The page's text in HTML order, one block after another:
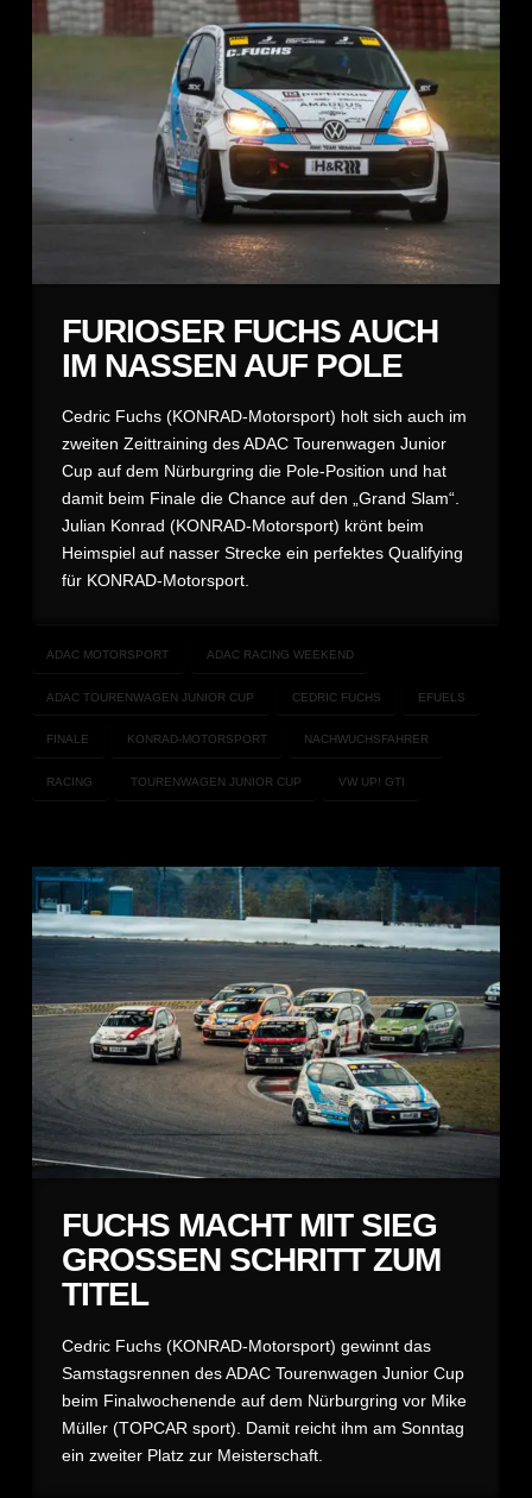
FURIOSER FUCHS AUCH
IM NASSEN AUF POLE
Cedric Fuchs (KONRAD-Motorsport) holt sich auch im
zweiten Zeittraining des ADAC Tourenwagen Junior
Cup auf dem Nürburgring die Pole-Position und hat
damit beim Finale die Chance auf den „Grand Slam“.
Julian Konrad (KONRAD-Motorsport) krönt beim
Heimspiel auf nasser Strecke ein perfektes Qualifying
für KONRAD-Motorsport.
ADAC MOTORSPORT ADAC RACING WEEKEND
ADAC TOURENWAGEN JUNIOR CUP CEDRIC FUCHS EFUELS
FINALE KONRAD-MOTORSPORT NACHWUCHSFAHRER
RACING TOURENWAGEN JUNIOR CUP VW UP! GTI
FUCHS MACHT MIT SIEG
GROSSEN SCHRITT ZUM
TITEL
Cedric Fuchs (KONRAD-Motorsport) gewinnt das
Samstagsrennen des ADAC Tourenwagen Junior Cup
beim Finalwochenende auf dem Nürburgring vor Mike
Müller (TOPCAR sport). Damit reicht ihm am Sonntag
ein zweiter Platz zur Meisterschaft.